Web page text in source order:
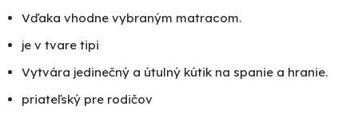
Vďaka vhodne vybraným matracom.
je v tvare tipi
Vytvára jedinečný a útulný kútik na spanie a hranie.
priateľský pre rodičov